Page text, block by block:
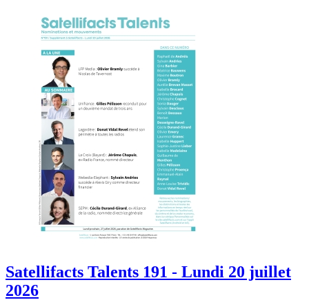
Satellifacts Talents 191 - Lundi 20 juillet
2026